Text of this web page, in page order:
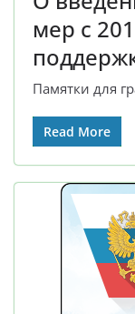
мер с
Памятки для
Read More